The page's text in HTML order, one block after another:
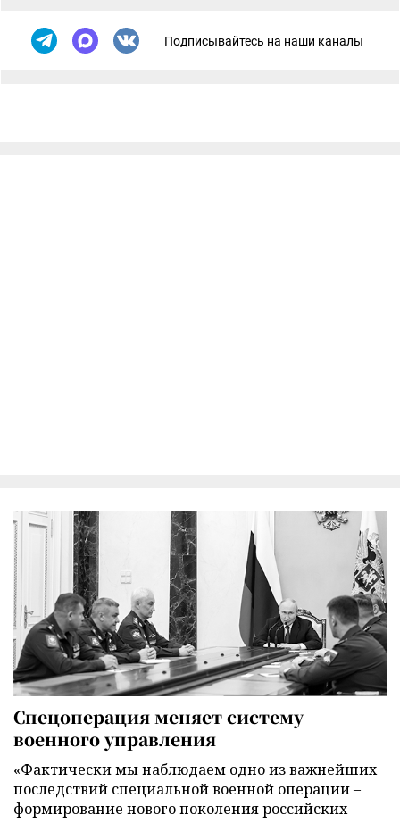
Подписывайтесь на наши каналы
Спецоперация меняет систему
военного управления
«Фактически мы наблюдаем одно из важнейших
последствий специальной военной операции –
формирование нового поколения российских